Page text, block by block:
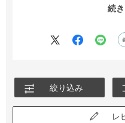
ペットボトルを買ったとき
続
絞り込み
レ